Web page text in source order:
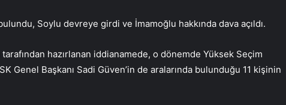
Soylu devreye girdi ve İmamoğlu hakkında dava açıldı.
hazırlanan iddianamede, o dönemde Yüksek Seçim
Genel Başkanı Sadi Güven’in de aralarında bulunduğu 11 kişinin